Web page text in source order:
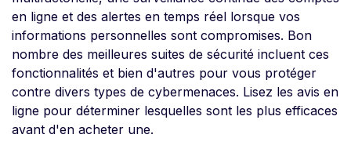
en ligne et des alertes en temps réel lorsque vos
informations personnelles sont compromises. Bon
nombre des meilleures suites de sécurité incluent ces
fonctionnalités et bien d'autres pour vous protéger
contre divers types de cybermenaces. Lisez les avis en
ligne pour déterminer lesquelles sont les plus efficaces
avant d'en acheter une.